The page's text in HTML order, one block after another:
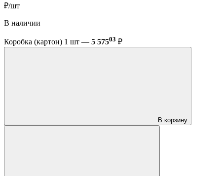
₽/шт
В наличии
Коробка (картон) 1 шт — 5 57503 ₽
В корзину